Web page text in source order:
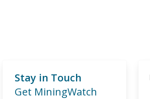
Stay in Touch
Get MiningWatch